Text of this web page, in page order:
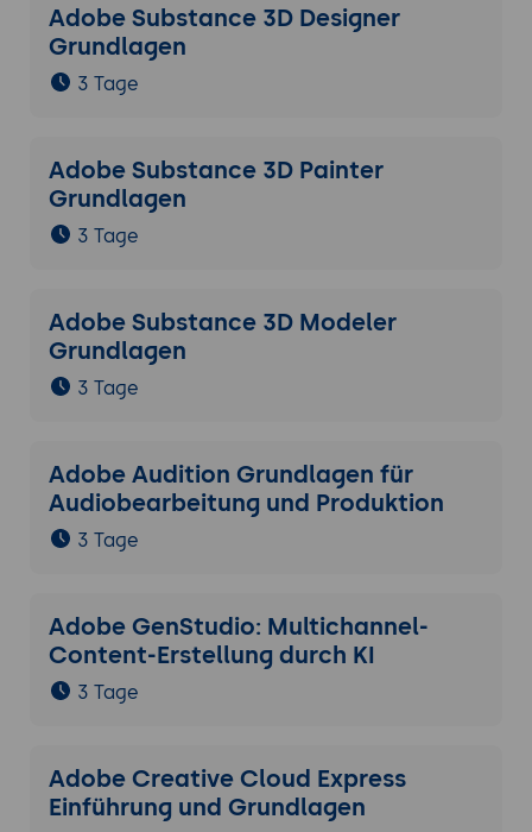
Adobe Substance 3D Designer
Grundlagen
3 Tage
Adobe Substance 3D Painter
Grundlagen
3 Tage
Adobe Substance 3D Modeler
Grundlagen
3 Tage
Adobe Audition Grundlagen für
Audiobearbeitung und Produktion
3 Tage
Adobe GenStudio: Multichannel-
Content-Erstellung durch KI
3 Tage
Adobe Creative Cloud Express
Einführung und Grundlagen